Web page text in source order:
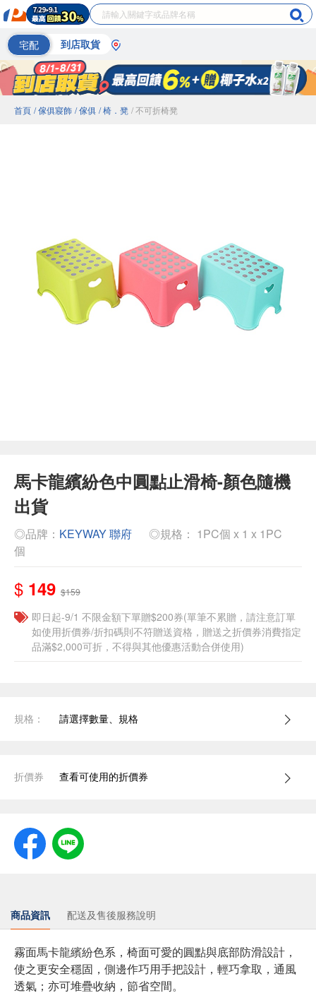
宅配 到店取貨
首頁 / 傢俱寢飾 / 傢俱 / 椅．凳 / 不可折椅凳
馬卡龍繽紛色中圓點止滑椅-顏色隨機
出貨
◎品牌： KEYWAY 聯府
◎規格： 1PC個 x 1 x 1PC
個
$ 149 $159
即日起-9/1 不限金額下單贈$200券(單筆不累贈，請注意訂單
如使用折價券/折扣碼則不符贈送資格，贈送之折價券消費指定
品滿$2,000可折，不得與其他優惠活動合併使用)
規格： 請選擇數量、規格
折價券 查看可使用的折價券
商品資訊 配送及售後服務說明
霧面馬卡龍繽紛色系，椅面可愛的圓點與底部防滑設計，
使之更安全穩固，側邊作巧用手把設計，輕巧拿取，通風
透氣；亦可堆疊收納，節省空間。